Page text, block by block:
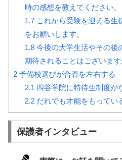
時の感想を教えてください。
1.7これから受験を迎える生
をお願いします。
1.8今後の大学生活やその後
期待されることはございます
2 予備校選びが合否を左右する
2.1 四谷学院に特待生制度が
2.2だれでも才能をもってい
保護者インタビュー